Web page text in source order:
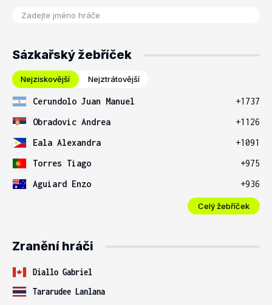
Sázkařský žebříček
Nejziskovější Nejztrátovější
Cerundolo Juan Manuel
+1737
Obradovic Andrea
+1126
Eala Alexandra
+1091
Torres Tiago
+975
Aguiard Enzo
+936
Celý žebříček
Zranění hráči
Diallo Gabriel
Tararudee Lanlana